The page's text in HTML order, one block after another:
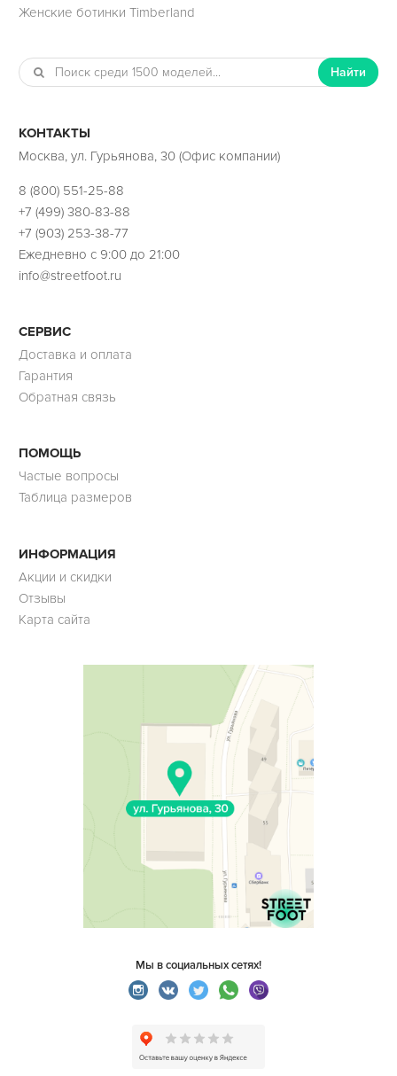
Женские ботинки Timberland
Найти
КОНТАКТЫ
Москва, ул. Гурьянова, 30 (Офис компании)
8 (800) 551-25-88
+7 (499) 380-83-88
+7 (903) 253-38-77
Ежедневно с 9:00 до 21:00
info@streetfoot.ru
СЕРВИС
Доставка и оплата
Гарантия
Обратная связь
ПОМОЩЬ
Частые вопросы
Таблица размеров
ИНФОРМАЦИЯ
Акции и скидки
Отзывы
Карта сайта
Мы в социальных сетях!